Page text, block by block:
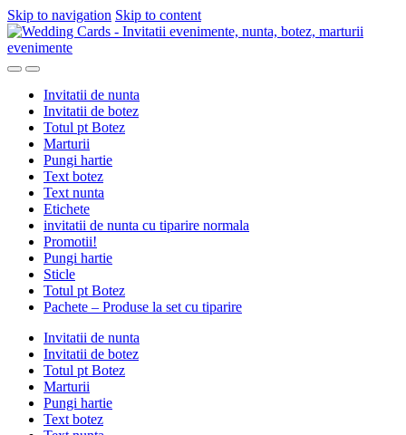
Skip to navigation Skip to content
Invitatii de nunta
Invitatii de botez
Totul pt Botez
Marturii
Pungi hartie
Text botez
Text nunta
Etichete
invitatii de nunta cu tiparire normala
Promotii!
Pungi hartie
Sticle
Totul pt Botez
Pachete – Produse la set cu tiparire
Invitatii de nunta
Invitatii de botez
Totul pt Botez
Marturii
Pungi hartie
Text botez